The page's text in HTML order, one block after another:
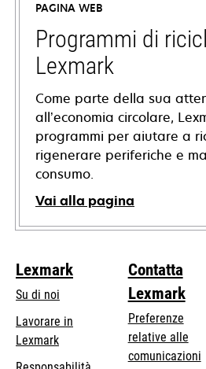
una
nuova
scheda
PAGINA WEB
Programmi di
Lexmark
Come parte della sua
all’economia circolare,
programmi per aiutare a
rigenerare periferiche e
consumo.
Vai alla pagina
Lexmark
Su di noi
Lavorare in
Lexmark
Contatta
Lexmark
Preferenze
relative alle
comunicazioni